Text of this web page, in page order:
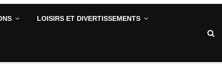
LOISIRS ET DIVERTISSEMENTS